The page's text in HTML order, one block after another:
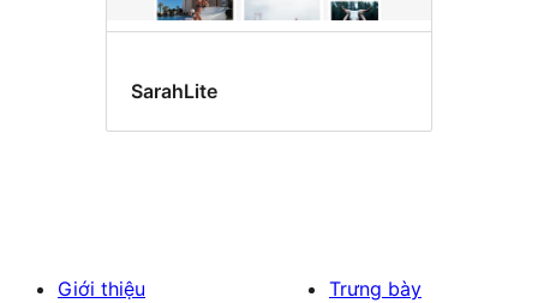
SarahLite
Giới thiệu
Trưng bày